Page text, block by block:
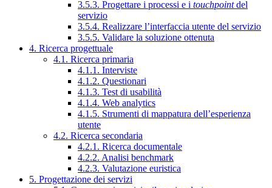
3.5.3. Progettare i processi e i touchpointdel
servizio
3.5.4. Realizzare l’interfaccia utente del servizio
3.5.5. Validare la soluzione ottenuta
4. Ricerca progettuale
4.1. Ricerca primaria
4.1.1. Interviste
4.1.2. Questionari
4.1.3. Test di usabilità
4.1.4. Web analytics
4.1.5. Strumenti di mappatura dell’esperienza
utente
4.2. Ricerca secondaria
4.2.1. Ricerca documentale
4.2.2. Analisi benchmark
4.2.3. Valutazione euristica
5. Progettazione dei servizi